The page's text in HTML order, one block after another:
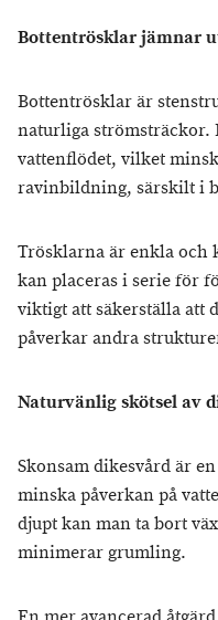
Bottentrösklar jämnar
Bottentrösklar är
naturliga strömsträckor.
vattenflödet, vilket
ravinbildning, särskilt i
Trösklarna är enkla och
kan placeras i serie för
viktigt att säkerställa att
påverkar andra
Naturvänlig skötsel av
Skonsam dikesvård är
minska påverkan på
djupt kan man ta bort
minimerar grumling.